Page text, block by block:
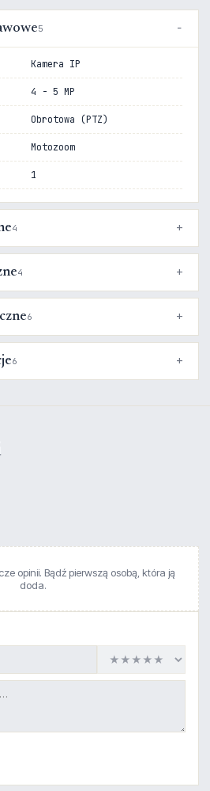
5
Kamera IP
4 - 5 MP
Obrotowa (PTZ)
Motozoom
1
4
4
6
6
opinii. Bądź pierwszą osobą, która ją
doda.